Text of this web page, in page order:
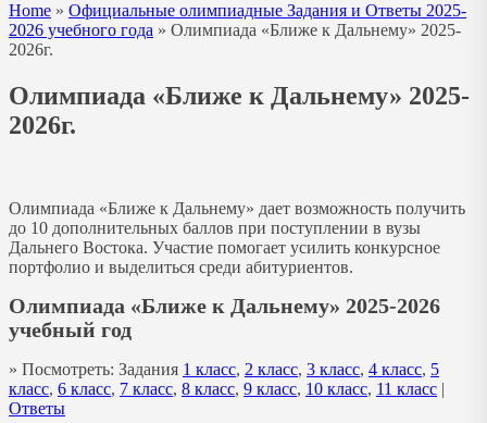
Home » Официальные олимпиадные Задания и Ответы 2025-
2026 учебного года » Олимпиада «Ближе к Дальнему» 2025-
2026г.
Олимпиада «Ближе к Дальнему» 2025-
2026г.
Олимпиада «Ближе к Дальнему» дает возможность получить
до 10 дополнительных баллов при поступлении в вузы
Дальнего Востока. Участие помогает усилить конкурсное
портфолио и выделиться среди абитуриентов.
Олимпиада «Ближе к Дальнему» 2025-2026
учебный год
» Посмотреть: Задания 1 класс, 2 класс, 3 класс, 4 класс, 5
класс, 6 класс, 7 класс, 8 класс, 9 класс, 10 класс, 11 класс |
Ответы